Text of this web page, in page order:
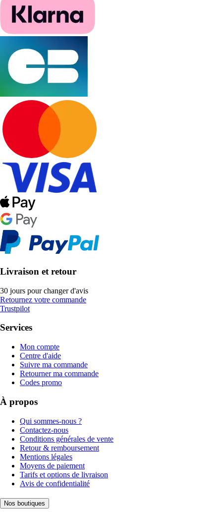
Livraison et retour
30 jours pour changer d'avis
Retournez votre commande
Trustpilot
Services
Mon compte
Centre d'aide
Suivre ma commande
Retourner ma commande
Codes promo
À propos
Qui sommes-nous ?
Contactez-nous
Conditions générales de vente
Retour & remboursement
Mentions légales
Moyens de paiement
Tarifs et options de livraison
Avis de confidentialité
Nos boutiques